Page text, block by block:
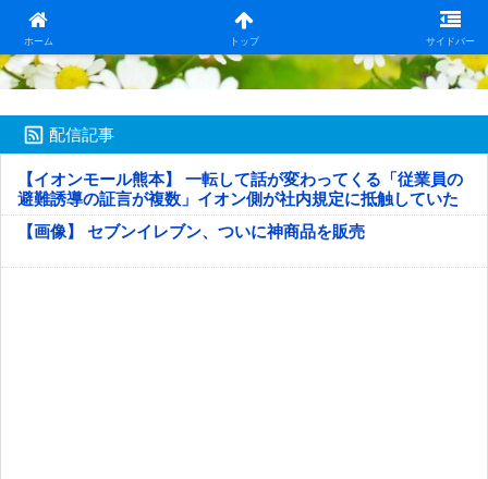
ホーム トップ サイドバー
日本第一！ニュース録
配信記事
【イオンモール熊本】 一転して話が変わってくる「従業員の
避難誘導の証言が複数」イオン側が社内規定に抵触していた
疑い
【画像】 セブンイレブン、ついに神商品を販売